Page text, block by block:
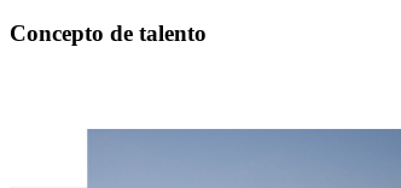
Concepto de talento